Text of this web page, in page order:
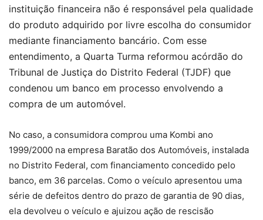
instituição financeira não é responsável pela qualidade
do produto adquirido por livre escolha do consumidor
mediante financiamento bancário. Com esse
entendimento, a Quarta Turma reformou acórdão do
Tribunal de Justiça do Distrito Federal (TJDF) que
condenou um banco em processo envolvendo a
compra de um automóvel.
No caso, a consumidora comprou uma Kombi ano
1999/2000 na empresa Baratão dos Automóveis, instalada
no Distrito Federal, com financiamento concedido pelo
banco, em 36 parcelas. Como o veículo apresentou uma
série de defeitos dentro do prazo de garantia de 90 dias,
ela devolveu o veículo e ajuizou ação de rescisão